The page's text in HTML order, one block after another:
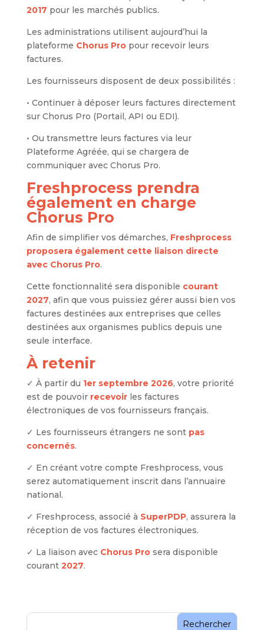
2017 pour les marchés publics.
Les administrations utilisent aujourd’hui la
plateforme Chorus Propour recevoir leurs
factures.
Les fournisseurs disposent de deux possibilités :
• Continuer à déposer leurs factures directement
sur Chorus Pro (Portail, API ou EDI).
• Ou transmettre leurs factures via leur
Plateforme Agréée, qui se chargera de
communiquer avec Chorus Pro.
Freshprocess prendra
également en charge
Chorus Pro
Afin de simplifier vos démarches, Freshprocess
proposera également cette liaison directe
avec Chorus Pro.
Cette fonctionnalité sera disponible courant
2027, afin que vous puissiez gérer aussi bien vos
factures destinées aux entreprises que celles
destinées aux organismes publics depuis une
seule interface.
À retenir
✓ À partir du 1er septembre 2026, votre priorité
est de pouvoir recevoirles factures
électroniques de vos fournisseurs français.
✓ Les fournisseurs étrangers ne sont pas
concernés.
✓ En créant votre compte Freshprocess, vous
serez automatiquement inscrit dans l’annuaire
national.
✓ Freshprocess, associé à SuperPDP, assurera la
réception de vos factures électroniques.
✓ La liaison avec Chorus Prosera disponible
courant 2027.
Rechercher